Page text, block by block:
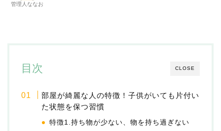
管理人ななお
CLOSE
目次
部屋が綺麗な人の特徴！子供がいても片付い
た状態を保つ習慣
特徴1.持ち物が少ない、物を持ち過ぎない